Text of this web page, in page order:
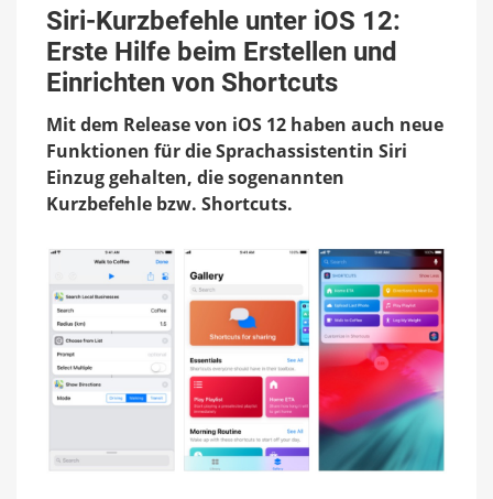
Kurzbefehle
unter
iOS
12:
Erste
Hilfe
beim
Erstellen
und
Einrichten
Siri-Kurzbefehle unter iOS 12:
Erste Hilfe beim Erstellen und
Einrichten von Shortcuts
Mit dem Release von iOS 12 haben auch neue
Funktionen für die Sprachassistentin Siri
Einzug gehalten, die sogenannten
Kurzbefehle bzw. Shortcuts.